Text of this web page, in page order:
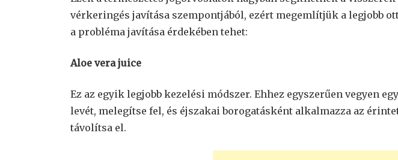
vérkeringés javítása szempontjából, ezért megemlítjük a legjobb
a probléma javítása érdekében tehet:
Aloe vera juice
Ez az egyik legjobb kezelési módszer. Ehhez egyszerűen vegyen
levét, melegítse fel, és éjszakai borogatásként alkalmazza az
távolítsa el.